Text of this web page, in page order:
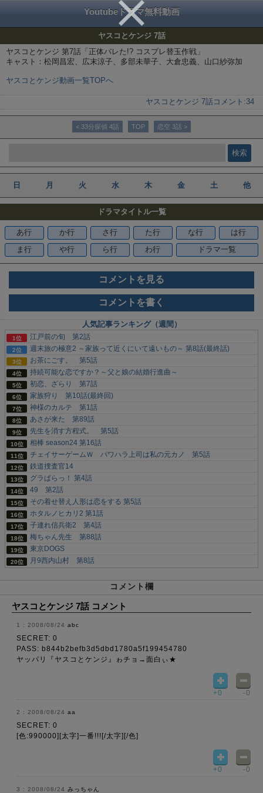
Youtubeドラマ無料動画
ヤスコとケンジ 7話
ヤスコとケンジ 第7話「正体バレた!? コスプレ替玉作戦」
キャスト：松岡昌宏、広末涼子、多部未華子、大倉忠義、山口紗弥加
ヤスコとケンジ動画一覧TOPへ
ヤスコとケンジ 7話 コメント:34
< 33分探偵 4話 TOP 恋空 3話 >
日 月 火 水 木 金 土 他
ドラマタイトル一覧
あ行 か行 さ行 た行 な行
は行
ま行
や行 ら行 わ行 ドラマ一覧
コメントを見る
コメントを書く
人気記事ランキング（週間）
江戸前の旬 第2話
週末旅の極意2 ～家族って近くにいて遠いもの～ 第8話(最終話)
お茶にごす。 第5話
持続可能な恋ですか？～父と娘の結婚行進曲～
初恋、ざらり 第7話
家族狩り 第10話(最終回)
神様のカルテ 第1話
あさが来た 第89話
先生を消す方程式。 第5話
相棒 season24 第16話
チェイサーゲームＷ パワハラ上司は私の元カノ 第5話
鉄道捜査官14
グラぱらっ！ 第4話
49 第2話
その着せ替え人形は恋をする 第5話
ホタルノヒカリ2 第1話
子連れ信兵衛2 第4話
梅ちゃん先生 第88話
東京DOGS
月9西内山村 第8話
コメント欄
ヤスコとケンジ 7話 コメント
2008/08/24 abc
SECRET: 0
PASS: b844b2befb3d5dbd1780a5f199454780
ヤッパリ『ヤスコとケンジ』ゎチョ→面白ぃ★
+0 -0
2008/08/24 aa
SECRET: 0
[色:990000][太字]一番!!![/太字][/色]
+0 -0
2008/08/24 みっちゃん